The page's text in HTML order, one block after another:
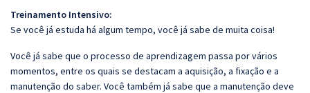
Treinamento Intensivo:
Se você já estuda há algum tempo, você já sabe de muita coisa!
Você já sabe que o processo de aprendizagem passa por vários
momentos, entre os quais se destacam a aquisição, a fixação e a
manutenção do saber. Você também já sabe que a manutenção deve